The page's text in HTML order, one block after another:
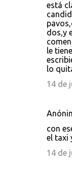
está
dos,y
le
lo
14 de
con
el taxi
14 de